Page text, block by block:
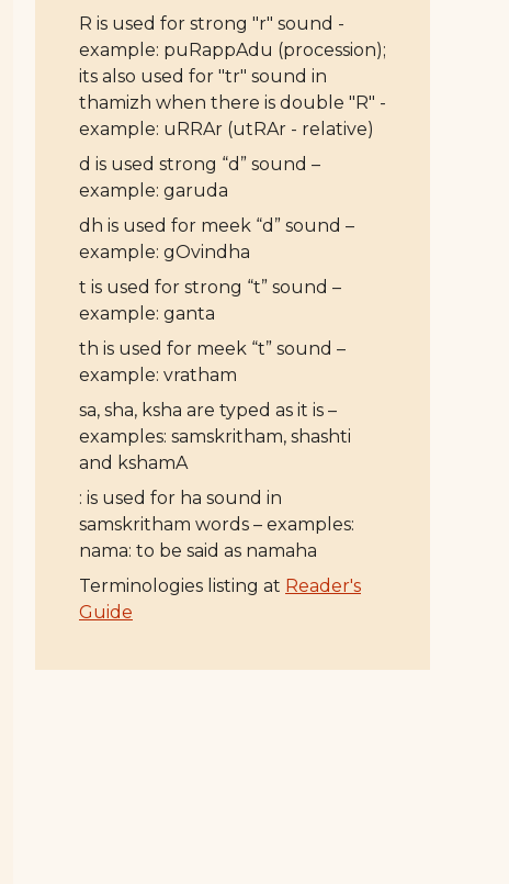
R is used for strong "r" sound -
example: puRappAdu (procession);
its also used for "tr" sound in
thamizh when there is double "R" -
example: uRRAr (utRAr - relative)
d is used strong “d” sound –
example: garuda
dh is used for meek “d” sound –
example: gOvindha
t is used for strong “t” sound –
example: ganta
th is used for meek “t” sound –
example: vratham
sa, sha, ksha are typed as it is –
examples: samskritham, shashti
and kshamA
: is used for ha sound in
samskritham words – examples:
nama: to be said as namaha
Terminologies listing at Reader's
Guide